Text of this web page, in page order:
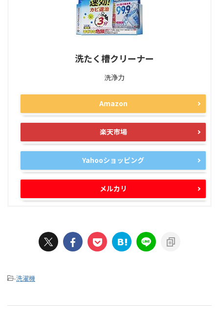
洗たく槽クリーナー
洗浄力
Amazon
楽天市場
Yahooショッピング
メルカリ
-洗濯機